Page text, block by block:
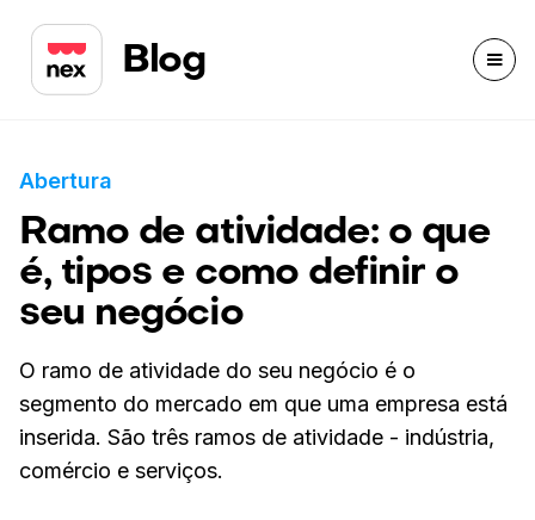
Blog
Abertura
Ramo de atividade: o que
é, tipos e como definir o
seu negócio
O ramo de atividade do seu negócio é o
segmento do mercado em que uma empresa está
inserida. São três ramos de atividade - indústria,
comércio e serviços.